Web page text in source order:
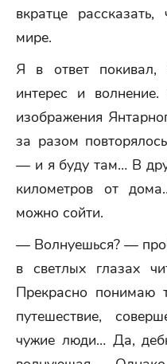
вкратце
мире.
Я в ответ покивал,
интерес и
изображения
за разом
— и я буду там… В
километров от
можно сойти.
— Волнуешься? —
в светлых глазах
Прекрасно понимаю
путешествие,
чужие люди… Да,